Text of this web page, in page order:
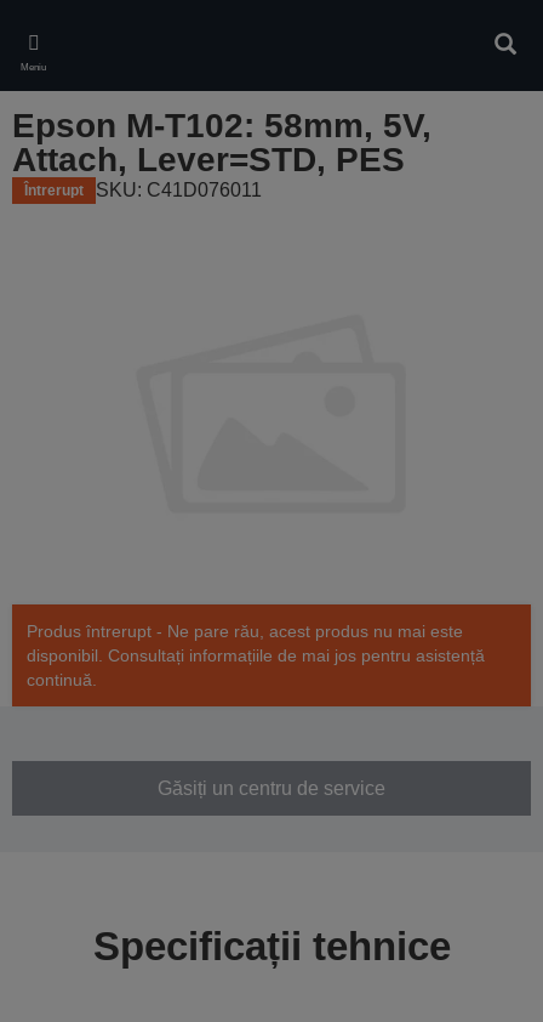
main
content
Meniu
Epson M-T102: 58mm, 5V,
Attach, Lever=STD, PES
Întrerupt SKU: C41D076011
Produs întrerupt - Ne pare rău, acest produs nu mai este
disponibil. Consultați informațiile de mai jos pentru asistență
continuă.
Găsiți un centru de service
Specificații tehnice